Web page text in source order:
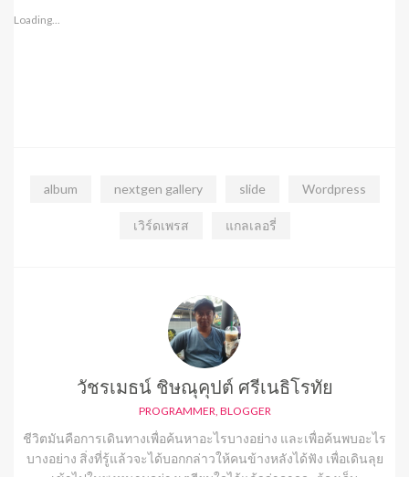
Loading...
album nextgen gallery slide Wordpress
เวิร์ดเพรส แกลเลอรี่
วัชรเมธน์ ชิษณุคุปต์ ศรีเนธิโรทัย
PROGRAMMER, BLOGGER
ชีวิตมันคือการเดินทางเพื่อค้นหาอะไรบางอย่าง และเพื่อค้นพบอะไร
บางอย่าง สิ่งที่รู้แล้วจะได้บอกกล่าวให้คนข้างหลังได้ฟัง เพื่อเดินลุย